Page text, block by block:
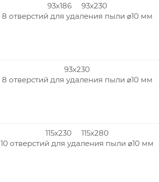
93x186 93x230
8 отверстий для удаления пыли ⌀10 мм
93x230
8 отверстий для удаления пыли ⌀10 мм
115x230 115x280
10 отверстий для удаления пыли ⌀10 мм